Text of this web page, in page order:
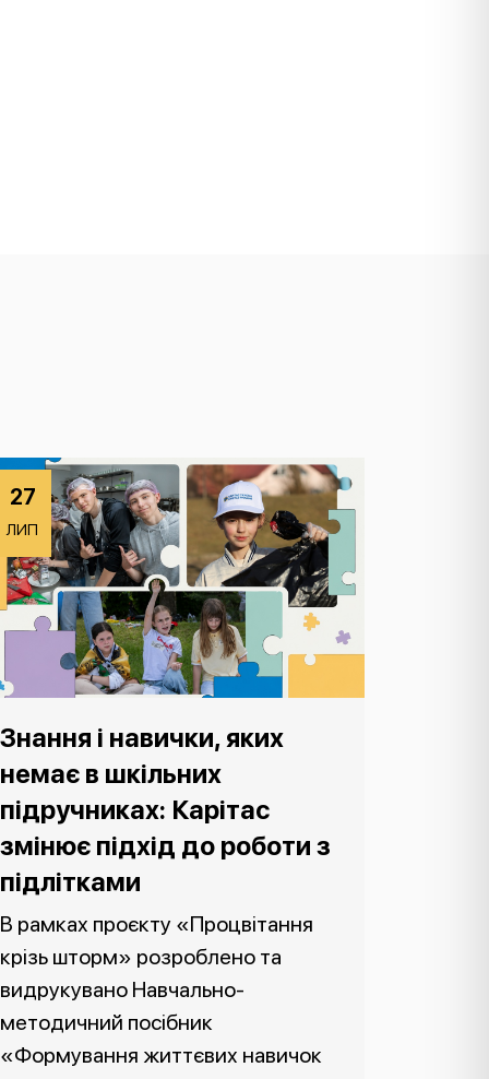
27
ЛИП
Знання і навички, яких
немає в шкільних
підручниках: Карітас
змінює підхід до роботи з
підлітками
В рамках проєкту «Процвітання
крізь шторм» розроблено та
видрукувано Навчально-
методичний посібник
«Формування життєвих навичок